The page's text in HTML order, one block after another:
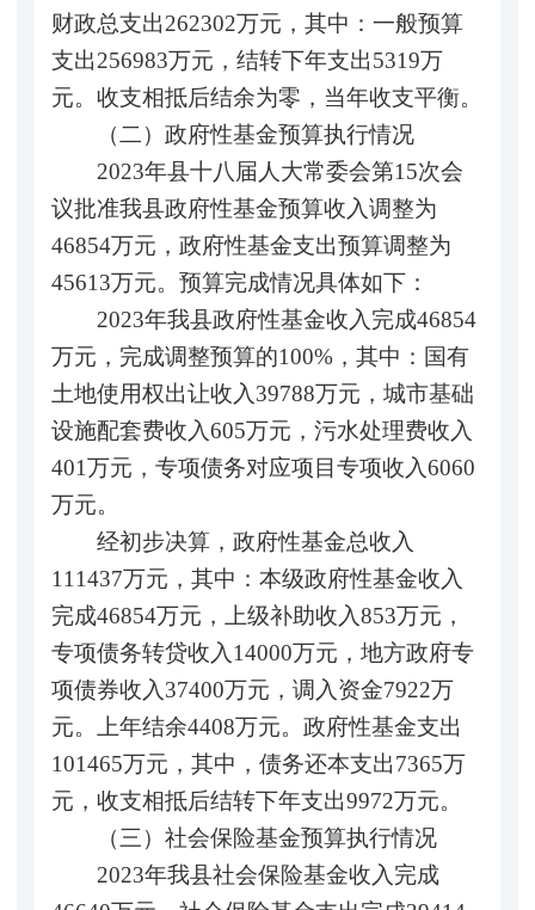
财政总支出262302万元，其中：一般预算
支出256983万元，结转下年支出5319万
元。收支相抵后结余为零，当年收支平衡。
（二）政府性基金预算执行情况
2023年县十八届人大常委会第15次会
议批准我县政府性基金预算收入调整为
46854万元，政府性基金支出预算调整为
45613万元。预算完成情况具体如下：
2023年我县政府性基金收入完成46854
万元，完成调整预算的100%，其中：国有
土地使用权出让收入39788万元，城市基础
设施配套费收入605万元，污水处理费收入
401万元，专项债务对应项目专项收入6060
万元。
经初步决算，政府性基金总收入
111437万元，其中：本级政府性基金收入
完成46854万元，上级补助收入853万元，
专项债务转贷收入14000万元，地方政府专
项债券收入37400万元，调入资金7922万
元。上年结余4408万元。政府性基金支出
101465万元，其中，债务还本支出7365万
元，收支相抵后结转下年支出9972万元。
（三）社会保险基金预算执行情况
2023年我县社会保险基金收入完成